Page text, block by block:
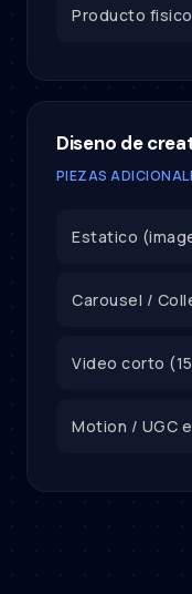
Producto
Diseno de
PIEZAS
Estatico
Carousel /
Video corto
Motion / UGC